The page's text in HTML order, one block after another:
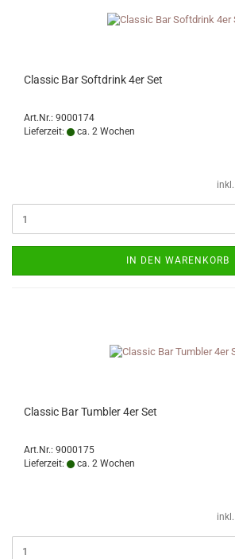
Classic Bar Softdrink 4er Set
Art.Nr.: 9000174
Lieferzeit:
ca. 2 Wochen
IN DEN WARENKORB
Classic Bar Tumbler 4er Set
Art.Nr.: 9000175
Lieferzeit:
ca. 2 Wochen